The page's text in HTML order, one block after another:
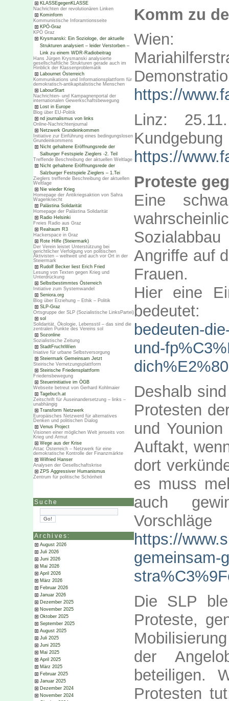
KLASSEgegenKLASSE
Nachrichten der revolutionären Linken
Kominform
Kommunistische Inforamtionsseite
KPÖ-Graz
KPÖ Graz
Krysmanski: Ein Soziologe, der aktuelle
Strukturen analysiert – leider Verstorben –
Link zu einem WDR-Radiobeitrag
Hans Jürgen Krysmanski analysierte
gesellschaftliche Strukturen gerade auch im
Hinblick der Klassenproblematik
Labournet Österreich
Kommunikations und Informationsplattform für
demokratisch-antikapitalistische Menschen
LabourStart
Nachrichten- und Kampagnenportal der
internationalen Gewerkschaftsbewegung
Lost in Europe
Blog über EU-Politik
nd journalismus von links
Online-Nachrichtenjournal
Netzwerk Grundeinkommen
Initiative zur Einführung eines bedingungslosen
Grundeinkommens
Nicht gehaltene Eröffnungsrede der
Salburger Festspiele Zieglers -2. Teil
Treffende Beschreibung der aktuellen Weltlage
Nicht gehaltene Eröffnungsrede der
Salzburger Festspiele Zieglers – 1.Tei
Zieglers treffende Beschreibung der aktuellen
Weltlage
Nie wieder Krieg
Homepage der Antikriegsaktion von Sahra
Wagenknecht
Palästina Solidarität
Homepage der Palästina Solidarität
Radio Helsinki
Freies Radio aus Graz
Realraum R3
Hackerspace in Graz
Rote Hilfe (Steiermark)
Der Verein leistet Unterstützung bei
gerichtlicher Verfolgung von politischen
Aktivisten – weltweit und auch vor Ort in der
Steiermark
Rudolf Becker liest Erich Fried
Lesung von Texten gegen Krieg und
Unterdrückung
Selbstbestimmtes Österreich
Initiative zum Systemwandel
Seniora.org
Blog über Erziehung – Ethik – Politik
SLP-Graz
Ortsgruppe der SLP (Sozialistische LinksPartei)
sol
Solidarität, Ökologie, Lebensstil – das sind die
zentralen Punkte des Vereins sol
Sozonline
Sozialistische Zeitung
StadtFruchtWien
Iniative für urbane Selbstversorgung
Steiermark Gemeinsam Jetzt
Steirische Vernetzungsplattform
Steirische Friedensplattform
Friedensbewegung
Steuerinitiative im ÖGB
Webseite betreut von Gerhard Kohlmaier
Tagebuch.at
Zeitschrift für Auseinandersetzung – links –
unabhängig
Transform Netzwerk
Europäisches Netzwerd für alternatives
Denken und politischen Dialog
Venus Project
Visionen einer möglichen Welt jenseits von
Krieg und Armut
Wege aus der Krise
Attac Österreich – Netzwerk für eine
demokratische Kontrolle der Finanzmärkte
Wilfried Hanser
Analysen der Gesellschaftskrise
ZPS Aggressiver Humanismus
Zentrum für politische Schönheit
Suche
Archives:
August 2026
Juli 2026
Juni 2026
Mai 2026
April 2026
März 2026
Februar 2026
Januar 2026
Dezember 2025
November 2025
Oktober 2025
September 2025
August 2025
Juli 2025
Juni 2025
Mai 2025
April 2025
März 2025
Februar 2025
Januar 2025
Dezember 2024
November 2024
Komm zu
Wien:
https://
Linz:
Kundgebung
https://
Proteste
Eine
Angriffe auf
Frauen.
Hier eine
bedeuten-
und-
Deshalb
Protesten
und
Auftakt,
dort
es muss
auch
https://
gemeinsam-
Die SLP
Proteste,
der
beteiligen.
Protesten